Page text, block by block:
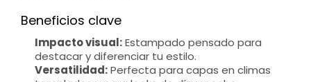
Beneficios clave
Impacto visual:Estampado pensado para
destacar y diferenciar tu estilo.
Versatilidad:Perfecta para capas en climas